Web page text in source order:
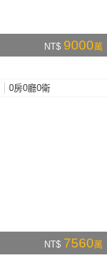
NT$ 9000萬
0房0廳0衛
NT$ 7560萬